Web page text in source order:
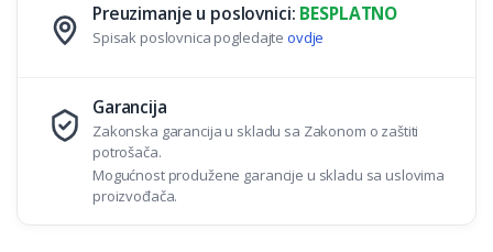
Preuzimanje u poslovnici: BESPLATNO
Spisak poslovnica pogledajte ovdje
Garancija
Zakonska garancija u skladu sa Zakonom o zaštiti
potrošača.
Mogućnost produžene garancije u skladu sa uslovima
proizvođača.